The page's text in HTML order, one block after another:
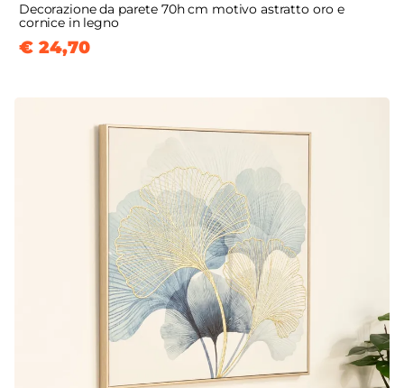
Decorazione da parete 70h cm motivo astratto oro e
cornice in legno
€ 24,70